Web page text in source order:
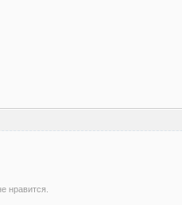
нравится.